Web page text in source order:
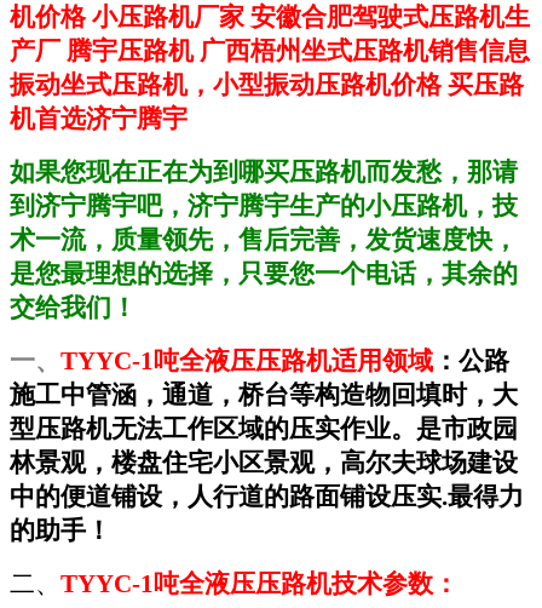
机价格 小压路机厂家 安徽合肥驾驶式压路机生
产厂 腾宇压路机 广西梧州坐式压路机销售信息
振动坐式压路机，小型振动压路机价格 买压路
机首选济宁腾宇
如果您现在正在为到哪买压路机而发愁，那请
到济宁腾宇吧，济宁腾宇生产的小压路机，技
术一流，质量领先，售后完善，发货速度快，
是您最理想的选择，只要您一个电话，其余的
交给我们！
一、 TYYC-1吨全液压压路机适用领域 ：公路
施工中管涵，通道，桥台等构造物回填时，大
型压路机无法工作区域的压实作业。是市政园
林景观，楼盘住宅小区景观，高尔夫球场建设
中的便道铺设，人行道的路面铺设压实.最得力
的助手！
二、 TYYC-1吨全液压压路机技术参数：